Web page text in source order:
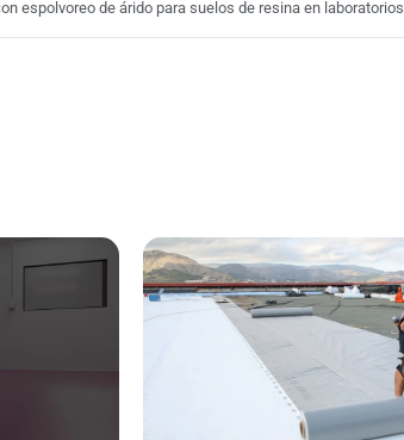
espolvoreo de árido para suelos de resina en laboratorios